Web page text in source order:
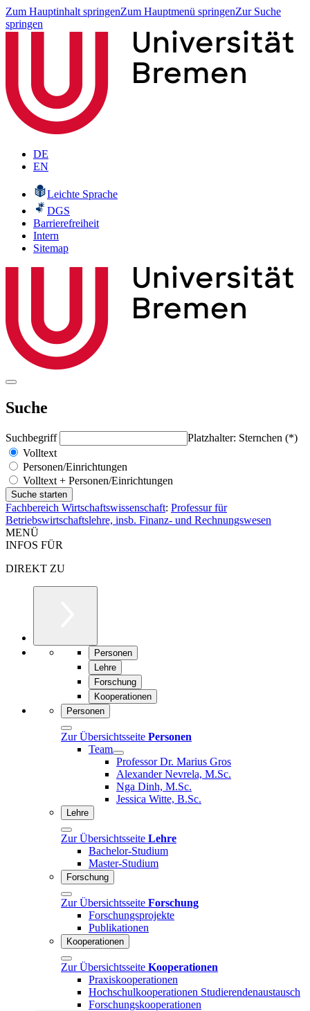
Zum Hauptinhalt springenZum Hauptmenü springenZur Suche
springen
DE
EN
Leichte Sprache
DGS
Barrierefreiheit
Intern
Sitemap
Suche
Suchbegriff
Platzhalter: Sternchen (*)
Volltext
Personen/Einrichtungen
Volltext + Personen/Einrichtungen
Fachbereich Wirtschaftswissenschaft: Professur für
Betriebswirtschaftslehre, insb. Finanz- und Rechnungswesen
MENÜ
INFOS FÜR
DIREKT ZU
Personen
Lehre
Forschung
Kooperationen
Personen
Zur Übersichtsseite Personen
Team
Professor Dr. Marius Gros
Alexander Nevrela, M.Sc.
Nga Dinh, M.Sc.
Jessica Witte, B.Sc.
Lehre
Zur Übersichtsseite Lehre
Bachelor-Studium
Master-Studium
Forschung
Zur Übersichtsseite Forschung
Forschungsprojekte
Publikationen
Kooperationen
Zur Übersichtsseite Kooperationen
Praxiskooperationen
Hochschulkooperationen Studierendenaustausch
Forschungskooperationen